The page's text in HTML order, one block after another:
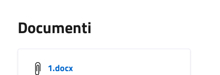
Documenti
1.docx